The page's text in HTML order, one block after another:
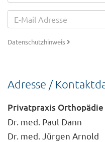
Datenschutzhinweis
Adresse /
Privatpraxis
Dr. med. Paul Dann
Dr. med. Jürgen Arnold